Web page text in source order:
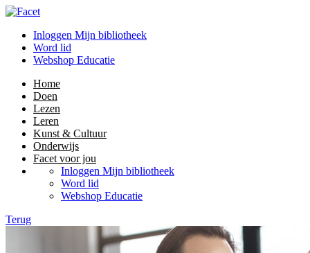
Inloggen Mijn bibliotheek
Word lid
Webshop Educatie
Home
Doen
Lezen
Leren
Kunst & Cultuur
Onderwijs
Facet voor jou
Inloggen Mijn bibliotheek
Word lid
Webshop Educatie
Terug